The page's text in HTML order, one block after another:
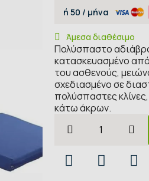
ή 50 / μήνα
Άμεσα διαθέσιμο
Πολύσπαστο
κατασκευασμένο
του ασθενούς,
σχεδιασμένο σε
πολύσπαστες
κάτω άκρων.